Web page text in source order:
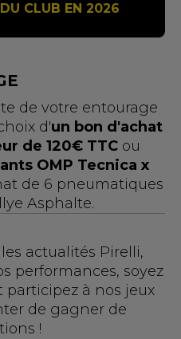
CLUB EN 2026
de votre entourage
d'un bon d'achat
de 120€ TTC ou
OMP Tecnica x
de 6 pneumatiques
Asphalte.
actualités Pirelli,
performances, soyez
à nos jeux
de gagner de
!